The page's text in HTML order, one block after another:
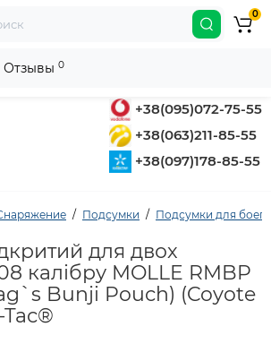
+38(095)072-75-55
+38(063)211-85-55
+38(097)178-85-55
0
Подсумки Подсумки для
для двох
калібру MOLLE RMBP
Bunji Pouch) (Coyote
Tac®
Отзывы 0